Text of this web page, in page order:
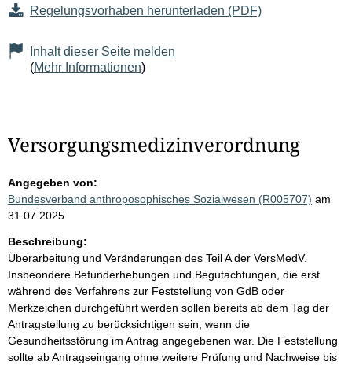
Regelungsvorhaben herunterladen (PDF)
Inhalt dieser Seite melden
(Mehr Informationen)
Versorgungsmedizinverordnung
Angegeben von:
Bundesverband anthroposophisches Sozialwesen (R005707) am
31.07.2025
Beschreibung:
Überarbeitung und Veränderungen des Teil A der VersMedV.
Insbeondere Befunderhebungen und Begutachtungen, die erst
während des Verfahrens zur Feststellung von GdB oder
Merkzeichen durchgeführt werden sollen bereits ab dem Tag der
Antragstellung zu berücksichtigen sein, wenn die
Gesundheitsstörung im Antrag angegebenen war. Die Feststellung
sollte ab Antragseingang ohne weitere Prüfung und Nachweise bis